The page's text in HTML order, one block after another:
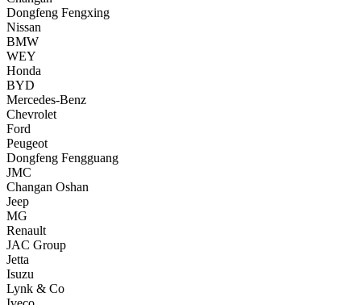
Dongfeng Fengxing
Nissan
BMW
WEY
Honda
BYD
Mercedes-Benz
Chevrolet
Ford
Peugeot
Dongfeng Fengguang
JMC
Changan Oshan
Jeep
MG
Renault
JAC Group
Jetta
Isuzu
Lynk & Co